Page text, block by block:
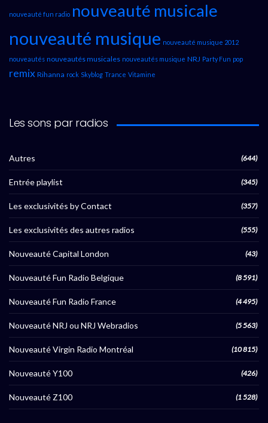
nouveauté fun radio nouveauté musicale
nouveauté musique nouveauté musique 2012
nouveautés nouveautés musicales nouveautés musique NRJ Party Fun pop
remix Rihanna rock Skyblog Trance Vitamine
Les sons par radios
Autres (644)
Entrée playlist (345)
Les exclusivités by Contact (357)
Les exclusivités des autres radios (555)
Nouveauté Capital London (43)
Nouveauté Fun Radio Belgique (8 591)
Nouveauté Fun Radio France (4 495)
Nouveauté NRJ ou NRJ Webradios (5 563)
Nouveauté Virgin Radio Montréal (10 815)
Nouveauté Y100 (426)
Nouveauté Z100 (1 528)